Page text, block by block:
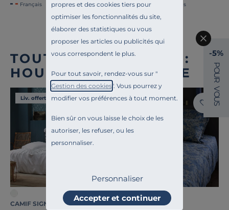
propres et des cookies tiers pour
optimiser les fonctionnalités du site,
élaborer des statistiques ou vous
proposer les articles ou publicités qui
vous correspondent le plus.
Pour tout savoir, rendez-vous sur "
Gestion des cookies". Vous pourrez y
modifier vos préférences à tout moment.
Bien sûr on vous laisse le choix de les
autoriser, les refuser, ou les
personnaliser.
Personnaliser
Accepter et continuer
Français Français
TOUTE NOTRE OFFRE :
HOUSSES DE COUETTE
Liv. offerte
CAMIF SIGNATURE
Liv. offerte
CAMIF SIGNATURE
-5%
P
O
U
R
V
O
U
S